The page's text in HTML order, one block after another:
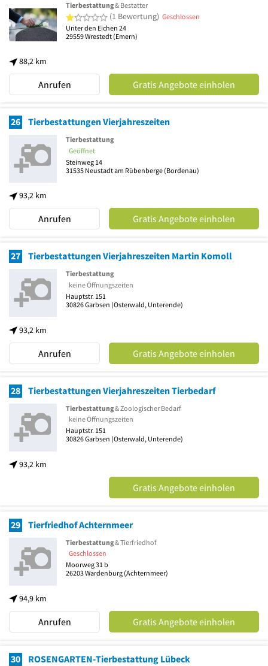
88,2 km
Tierbestattung& Bestatter
1 von 5 Sternen
(1 Bewertung) Geschlossen
Unter den Eichen 24
29559Wrestedt (Emern)
Anrufen Gratis Angebote einholen
26 Tierbestattungen Vierjahreszeiten
93,2 km
Tierbestattung
Geöffnet
Steinweg 14
31535 Neustadt am Rübenberge (Bordenau)
Anrufen Gratis Angebote einholen
27 Tierbestattungen Vierjahreszeiten Martin Komoll
93,2 km
Tierbestattung
keine Öffnungszeiten
Hauptstr. 151
30826Garbsen (Osterwald, Unterende)
Anrufen Gratis Angebote einholen
28 Tierbestattungen Vierjahreszeiten Tierbedarf
93,2 km
Tierbestattung& Zoologischer Bedarf
keine Öffnungszeiten
Hauptstr. 151
30826Garbsen (Osterwald, Unterende)
Gratis Angebote einholen
29 Tierfriedhof Achternmeer
94,9 km
Tierbestattung& Tierfriedhof
Geschlossen
Moorweg 31 b
26203Wardenburg (Achternmeer)
Anrufen Gratis Angebote einholen
30 ROSENGARTEN-Tierbestattung Lübeck